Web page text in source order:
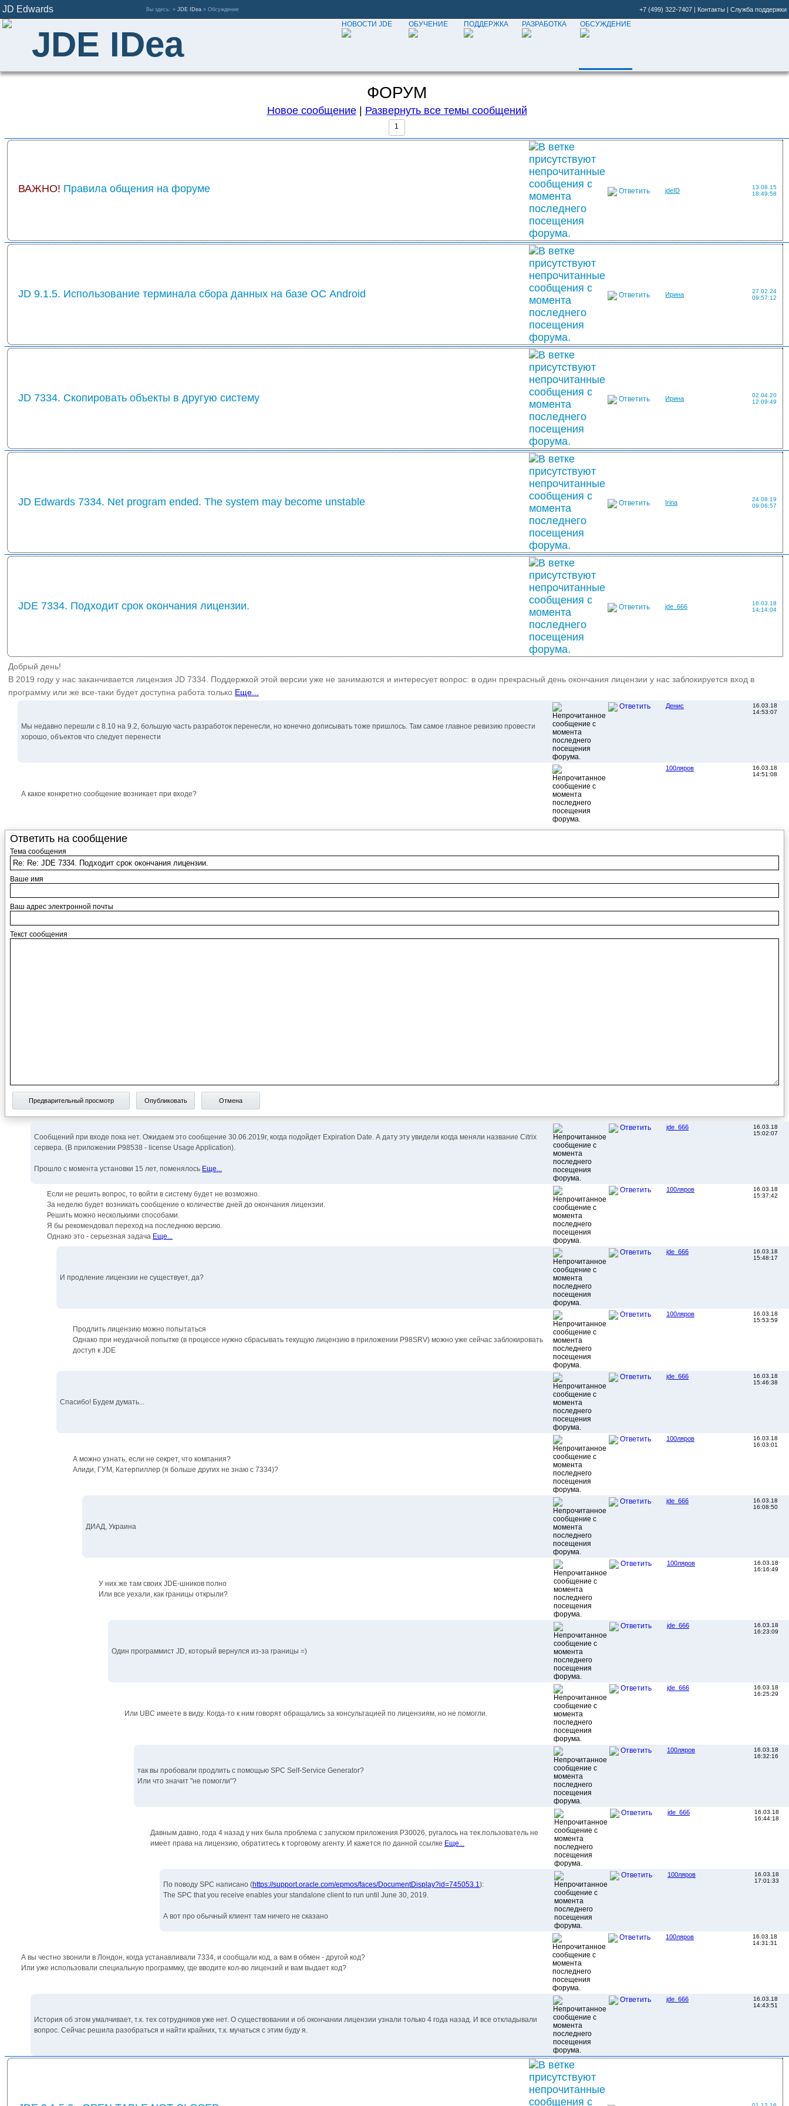
JD Edwards Вы здесь: » JDE IDea » Обсуждение +7 (499) 322-7407 | Контакты | Служба поддержки
JDE IDea
НОВОСТИ JDE ОБУЧЕНИЕ ПОДДЕРЖКА РАЗРАБОТКА ОБСУЖДЕНИЕ
ФОРУМ
Новое сообщение| Развернуть все темы сообщений
1
ВАЖНО! Правила общения на форуме Ответить jdeID
13.08.15
18:49:58
JD 9.1.5. Использование терминала сбора данных на базе ОС Android Ответить Ирина
27.02.24
09:57:12
JD 7334. Скопировать объекты в другую систему Ответить Ирина
02.04.20
12:09:49
JD Edwards 7334. Net program ended. The system may become unstable Ответить Irina
24.08.19
09:06:57
JDE 7334. Подходит срок окончания лицензии. Ответить jde_666
16.03.18
14:14:04
Добрый день!
В 2019 году у нас заканчивается лицензия JD 7334. Поддержкой этой версии уже не занимаются и интересует вопрос: в один прекрасный день окончания лицензии у нас заблокируется вход в
программу или же все-таки будет доступна работа только Еще...
Мы недавно перешли с 8.10 на 9.2, большую часть разработок перенесли, но конечно дописывать тоже пришлось. Там самое главное ревизию провести
хорошо, объектов что следует перенести
Ответить Денис
16.03.18
14:53:07
А какое конкретно сообщение возникает при входе?
100ляров
16.03.18
14:51:08
Ответить на сообщение
Тема сообщения
Ваше имя
Ваш адрес электронной почты
Текст сообщения
Предварительный просмотр Опубликовать Отмена
Сообщений при входе пока нет. Ожидаем это сообщение 30.06.2019г, когда подойдет Expiration Date. А дату эту увидели когда меняли название Citrix
сервера. (В приложении P98538 - license Usage Application).
Прошло с момента установки 15 лет, поменялось Еще...
Ответить jde_666
16.03.18
15:02:07
Если не решить вопрос, то войти в систему будет не возможно.
За неделю будет возникать сообщение о количестве дней до окончания лицензии.
Решить можно несколькими способами.
Я бы рекомендовал переход на последнюю версию.
Однако это - серьезная задача Еще...
Ответить 100ляров
16.03.18
15:37:42
И продление лицензии не существует, да?
Ответить jde_666
16.03.18
15:48:17
Продлить лицензию можно попытаться
Однако при неудачной попытке (в процессе нужно сбрасывать текущую лицензию в приложении P98SRV) можно уже сейчас заблокировать
доступ к JDE
Ответить 100ляров
16.03.18
15:53:59
Спасибо! Будем думать...
Ответить jde_666
16.03.18
15:46:38
А можно узнать, если не секрет, что компания?
Алиди, ГУМ, Катерпиллер (я больше других не знаю с 7334)?
Ответить 100ляров
16.03.18
16:03:01
ДИАД, Украина
Ответить jde_666
16.03.18
16:08:50
У них же там своих JDE-шников полно
Или все уехали, как границы открыли?
Ответить 100ляров
16.03.18
16:16:49
Один программист JD, который вернулся из-за границы =)
Ответить jde_666
16.03.18
16:23:09
Или UBC имеете в виду. Когда-то к ним говорят обращались за консультацией по лицензиям, но не помогли.
Ответить jde_666
16.03.18
16:25:29
так вы пробовали продлить с помощью SPC Self-Service Generator?
Или что значит "не помогли"?
Ответить 100ляров
16.03.18
16:32:16
Давным давно, года 4 назад у них была проблема с запуском приложения P30026, ругалось на тек.пользователь не
имеет права на лицензию, обратитесь к торговому агенту. И кажется по данной ссылке Еще...
Ответить jde_666
16.03.18
16:44:18
По поводу SPC написано (https://support.oracle.com/epmos/faces/DocumentDisplay?id=745053.1):
The SPC that you receive enables your standalone client to run until June 30, 2019.
А вот про обычный клиент там ничего не сказано
Ответить 100ляров
16.03.18
17:01:33
А вы честно звонили в Лондон, когда устанавливали 7334, и сообщали код, а вам в обмен - другой код?
Или уже использовали специальную программку, где вводите кол-во лицензий и вам выдает код?
Ответить 100ляров
16.03.18
14:31:31
История об этом умалчивает, т.к. тех сотрудников уже нет. О существовании и об окончании лицензии узнали только 4 года назад. И все откладывали
вопрос. Сейчас решила разобраться и найти крайних, т.к. мучаться с этим буду я.
Ответить jde_666
16.03.18
14:43:51